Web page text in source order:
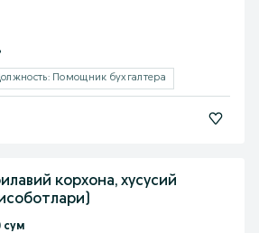
Помощник бухгалтера
корхона, хусусий
сум